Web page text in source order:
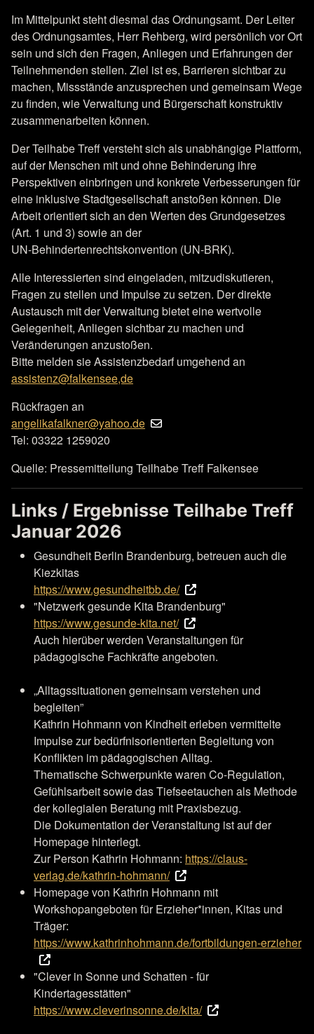
Im Mittelpunkt steht diesmal das Ordnungsamt. Der Leiter
des Ordnungsamtes, Herr Rehberg, wird persönlich vor Ort
sein und sich den Fragen, Anliegen und Erfahrungen der
Teilnehmenden stellen. Ziel ist es, Barrieren sichtbar zu
machen, Missstände anzusprechen und gemeinsam Wege
zu finden, wie Verwaltung und Bürgerschaft konstruktiv
zusammenarbeiten können.
Der Teilhabe Treff versteht sich als unabhängige Plattform,
auf der Menschen mit und ohne Behinderung ihre
Perspektiven einbringen und konkrete Verbesserungen für
eine inklusive Stadtgesellschaft anstoßen können. Die
Arbeit orientiert sich an den Werten des Grundgesetzes
(Art. 1 und 3) sowie an der
UN‑Behindertenrechtskonvention (UN‑BRK).
Alle Interessierten sind eingeladen, mitzudiskutieren,
Fragen zu stellen und Impulse zu setzen. Der direkte
Austausch mit der Verwaltung bietet eine wertvolle
Gelegenheit, Anliegen sichtbar zu machen und
Veränderungen anzustoßen.
Bitte melden sie Assistenzbedarf umgehend an
assistenz@falkensee,de
Rückfragen an
angelikafalkner@yahoo.de
Tel: 03322 1259020
Quelle: Pressemitteilung Teilhabe Treff Falkensee
Links / Ergebnisse Teilhabe Treff
Januar 2026
Gesundheit Berlin Brandenburg, betreuen auch die
Kiezkitas
https://www.gesundheitbb.de/
"Netzwerk gesunde Kita Brandenburg"
https://www.gesunde-kita.net/
Auch hierüber werden Veranstaltungen für
pädagogische Fachkräfte angeboten.
„Alltagssituationen gemeinsam verstehen und
begleiten”
Kathrin Hohmann von Kindheit erleben vermittelte
Impulse zur bedürfnisorientierten Begleitung von
Konflikten im pädagogischen Alltag.
Thematische Schwerpunkte waren Co-Regulation,
Gefühlsarbeit sowie das Tiefseetauchen als Methode
der kollegialen Beratung mit Praxisbezug.
Die Dokumentation der Veranstaltung ist auf der
Homepage hinterlegt.
Zur Person Kathrin Hohmann: https://claus-
verlag.de/kathrin-hohmann/
Homepage von Kathrin Hohmann mit
Workshopangeboten für Erzieher*innen, Kitas und
Träger:
https://www.kathrinhohmann.de/fortbildungen-erzieher
"Clever in Sonne und Schatten - für
Kindertagesstätten"
https://www.cleverinsonne.de/kita/